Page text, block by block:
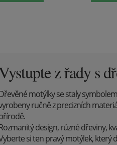
z řady s
motýlky se staly
ručně z precizních
design, různé dřeviny,
si ten pravý motýlek, který